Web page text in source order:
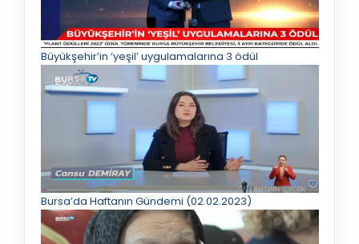
Büyükşehir’in ‘yeşil’ uygulamalarına 3 ödül
Bursa’da Haftanın Gündemi (02.02.2023)